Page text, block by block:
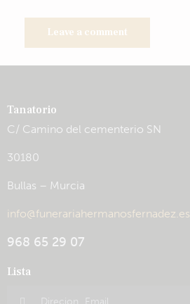
Tanatorio
C/ Camino del cementerio SN
30180
Bullas – Murcia
info@funerariahermanosfernadez.es
968 65 29 07
Lista